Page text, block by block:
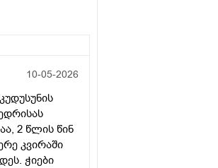
10-05-2026
2 წლის წინ
კვირაში
ჭიები